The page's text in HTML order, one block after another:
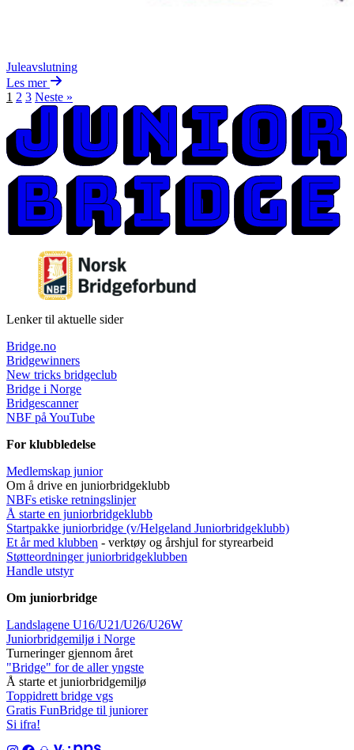
Juleavslutning
Les mer
1 2 3 Neste »
Lenker til aktuelle sider
Bridge.no
Bridgewinners
New tricks bridgeclub
Bridge i Norge
Bridgescanner
NBF på YouTube
For klubbledelse
Medlemskap junior
Om å drive en juniorbridgeklubb
NBFs etiske retningslinjer
Å starte en juniorbridgeklubb
Startpakke juniorbridge (v/Helgeland Juniorbridgeklubb)
Et år med klubben - verktøy og årshjul for styrearbeid
Støtteordninger juniorbridgeklubben
Handle utstyr
Om juniorbridge
Landslagene U16/U21/U26/U26W
Juniorbridgemiljø i Norge
Turneringer gjennom året
"Bridge" for de aller yngste
Å starte et juniorbridgemiljø
Toppidrett bridge vgs
Gratis FunBridge til juniorer
Si ifra!